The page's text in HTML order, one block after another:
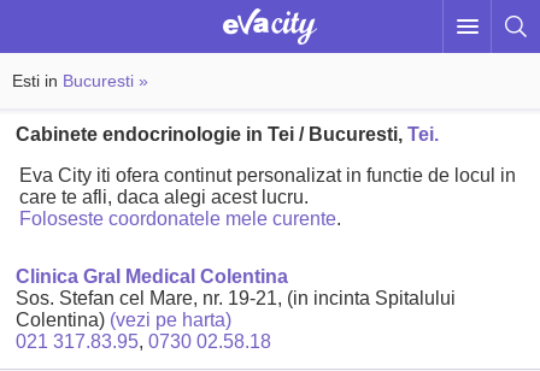
Esti in Bucuresti »
Cabinete endocrinologie in Tei / Bucuresti,Tei.
Eva City iti ofera continut personalizat in functie de locul in
care te afli, daca alegi acest lucru.
Foloseste coordonatele mele curente.
Clinica Gral Medical Colentina
Sos. Stefan cel Mare, nr. 19-21, (in incinta Spitalului
Colentina) (vezi pe harta)
021 317.83.95,0730 02.58.18